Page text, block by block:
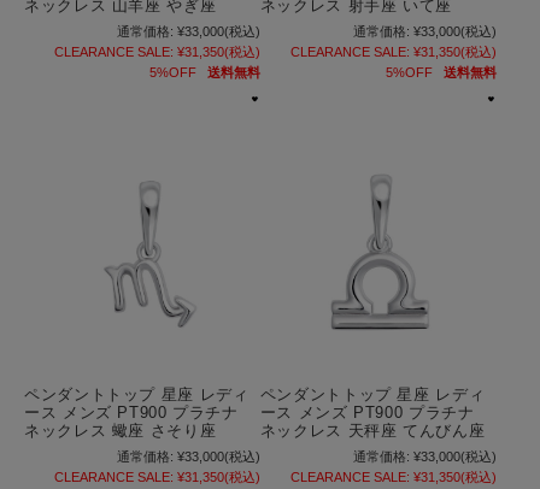
ネックレス 山羊座 やぎ座
通常価格: ¥33,000(税込)
CLEARANCE SALE: ¥31,350(税込)
5%OFF
送料無料
ネックレス 射手座 いて座
通常価格: ¥33,000(税込)
CLEARANCE SALE: ¥31,350(税込)
5%OFF
送料無料
ペンダントトップ 星座 レディ
ース メンズ PT900 プラチナ
ネックレス 蠍座 さそり座
通常価格: ¥33,000(税込)
CLEARANCE SALE: ¥31,350(税込)
ペンダントトップ 星座 レディ
ース メンズ PT900 プラチナ
ネックレス 天秤座 てんびん座
通常価格: ¥33,000(税込)
CLEARANCE SALE: ¥31,350(税込)